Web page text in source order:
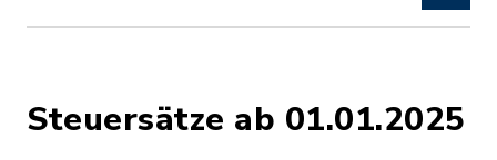
Steuersätze ab 01.01.2025